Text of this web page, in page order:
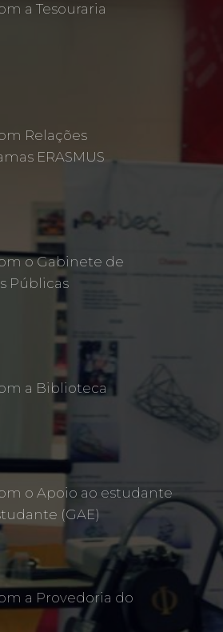
a Tesouraria
Relações
ERASMUS
o Gabinete de
Públicas
a Biblioteca
o Apoio ao estudante
(GAE)
a Provedoria do